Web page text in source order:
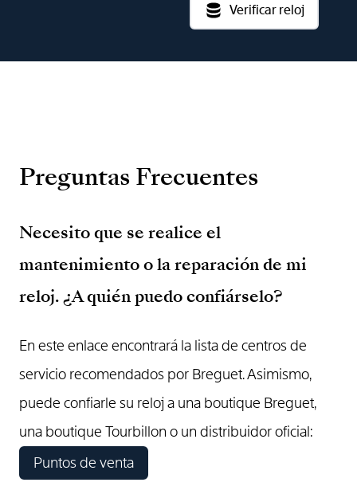
Verificar reloj
Preguntas Frecuentes
Necesito que se realice el
mantenimiento o la reparación de mi
reloj. ¿A quién puedo confiárselo?
En este enlace encontrará la lista de centros de
servicio recomendados por Breguet. Asimismo,
puede confiarle su reloj a una boutique Breguet,
una boutique Tourbillon o un distribuidor oficial:
Puntos de venta